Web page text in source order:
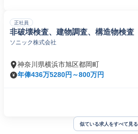
正社員
非破壊検査、建物調査、構造物検査
ソニック株式会社
神奈川県横浜市旭区都岡町
年俸436万5280円～800万円
似ている求人をすべて見る